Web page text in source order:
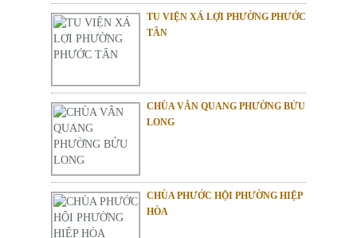
TU VIỆN XÁ LỢI PHƯỜNG PHƯỚC
TÂN
CHÙA VÂN QUANG PHƯỜNG BỬU
LONG
CHÙA PHƯỚC HỘI PHƯỜNG HIỆP
HÒA